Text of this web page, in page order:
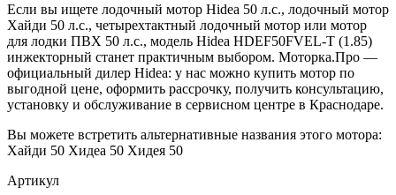
Если вы ищете лодочный мотор Hidea 50 л.с., лодочный мотор
Хайди 50 л.с., четырехтактный лодочный мотор или мотор
для лодки ПВХ 50 л.с., модель Hidea HDEF50FVEL-T (1.85)
инжекторный станет практичным выбором. Моторка.Про —
официальный дилер Hidea: у нас можно купить мотор по
выгодной цене, оформить рассрочку, получить консультацию,
установку и обслуживание в сервисном центре в Краснодаре.
Вы можете встретить альтернативные названия этого мотора:
Хайди 50 Хидеа 50 Хидея 50
Артикул